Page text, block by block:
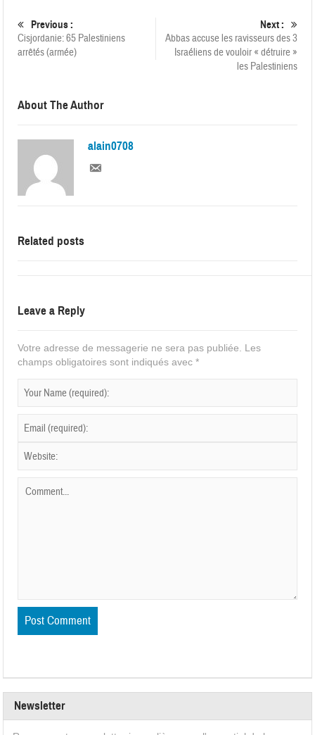
Previous :
Cisjordanie: 65 Palestiniens
arrêtés (armée)
Next :
Abbas accuse les ravisseurs des 3
Israéliens de vouloir « détruire »
les Palestiniens
About The Author
alain0708
Related posts
Leave a Reply
Votre adresse de messagerie ne sera pas publiée.
Les
champs obligatoires sont indiqués avec*
Newsletter